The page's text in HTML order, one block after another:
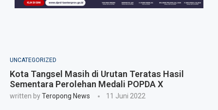
UNCATEGORIZED
Kota Tangsel Masih di Urutan Teratas Hasil
Sementara Perolehan Medali POPDA X
written byTeropong News 11 Juni 2022